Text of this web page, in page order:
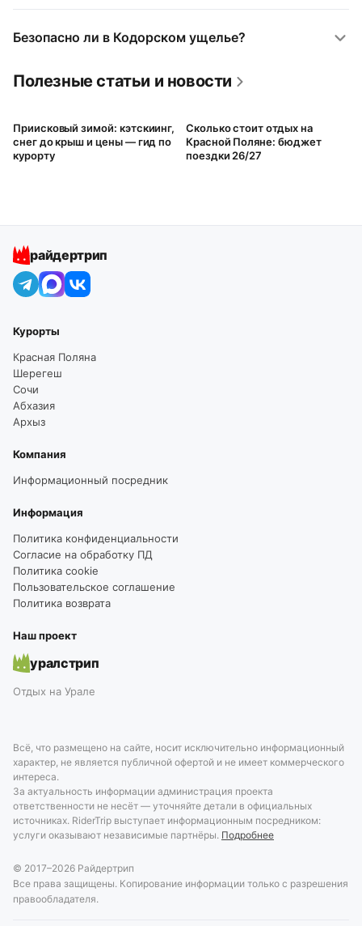
Безопасно ли в Кодорском ущелье?
Полезные статьи и новости
Приисковый зимой: кэтскиинг,
снег до крыш и цены — гид по
курорту
Сколько стоит отдых на
Красной Поляне: бюджет
поездки 26/27
райдертрип
Курорты
Красная Поляна
Шерегеш
Сочи
Абхазия
Архыз
Компания
Информационный посредник
Информация
Политика конфиденциальности
Согласие на обработку ПД
Политика cookie
Пользовательское соглашение
Политика возврата
Наш проект
уралстрип
Отдых на Урале
Всё, что размещено на сайте, носит исключительно информационный
характер, не является публичной офертой и не имеет коммерческого
интереса.
За актуальность информации администрация проекта
ответственности не несёт — уточняйте детали в официальных
источниках. RiderTrip выступает информационным посредником:
услуги оказывают независимые партнёры. Подробнее
© 2017–2026 Райдертрип
Все права защищены. Копирование информации только с разрешения
правообладателя.